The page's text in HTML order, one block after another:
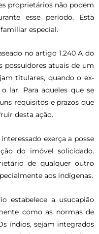
proprietários não podem
esse período. Esta
especial.
no artigo 1.240 A do
possuidores atuais de um
titulares, quando o ex-
lar. Para aqueles que se
requisitos e prazos que
desta ação.
exerça a posse
do imóvel solicidado.
de qualquer outro
aos indígenas.
estabelece a usucapião
como as normas de
índios, sejam integrados